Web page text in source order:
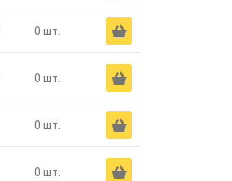
0 шт. Ä
0 шт. Ä
0 шт. Ä
0 шт. Ä